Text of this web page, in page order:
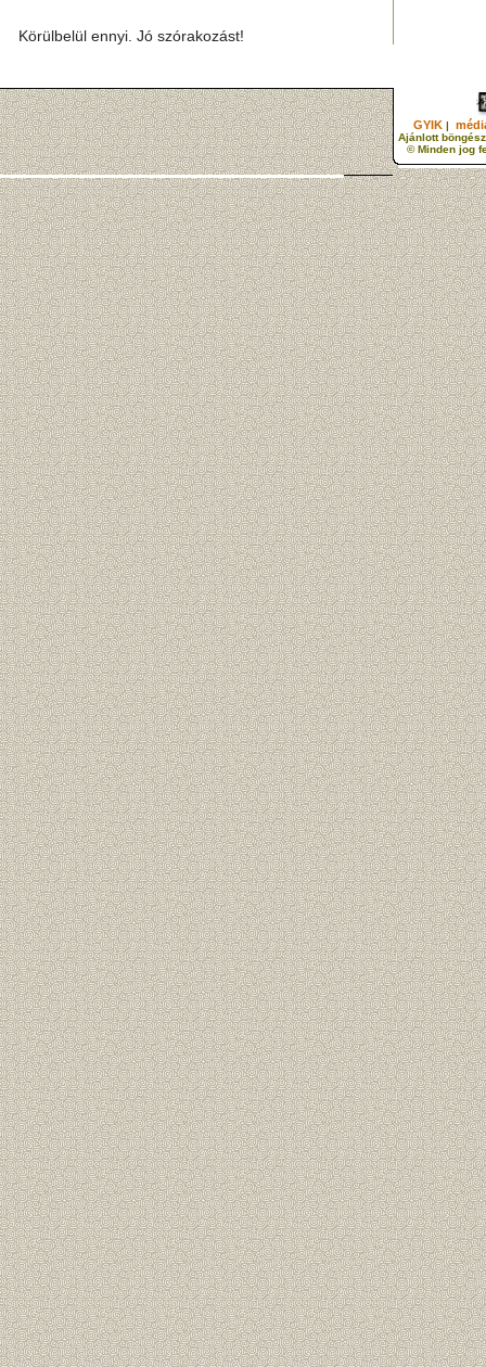
Körülbelül ennyi. Jó szórakozást!
GYIK |
Ajánlott
© Minden jog